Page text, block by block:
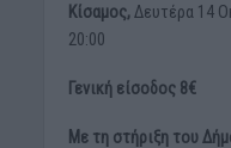
Κίσαμος,Δευτέρα 14
20:00
Γενική είσοδος 8€
Με τη στήριξη του